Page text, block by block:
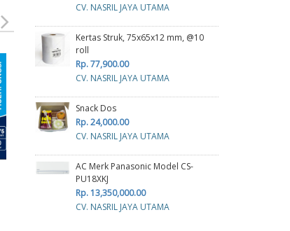
KERTAS SINAR DUNIA A3
70 GRAM
Rp. 113,000.00
Kertas Continous Form
CV. NASRIL JAYA UTAMA
Kertas Struk, 75x65x12 mm, @10
roll
Rp. 77,900.00
CV. NASRIL JAYA UTAMA
Snack Dos
Rp. 24,000.00
CV. NASRIL JAYA UTAMA
AC Merk Panasonic Model CS-
PU18XKJ
Rp. 13,350,000.00
CV. NASRIL JAYA UTAMA